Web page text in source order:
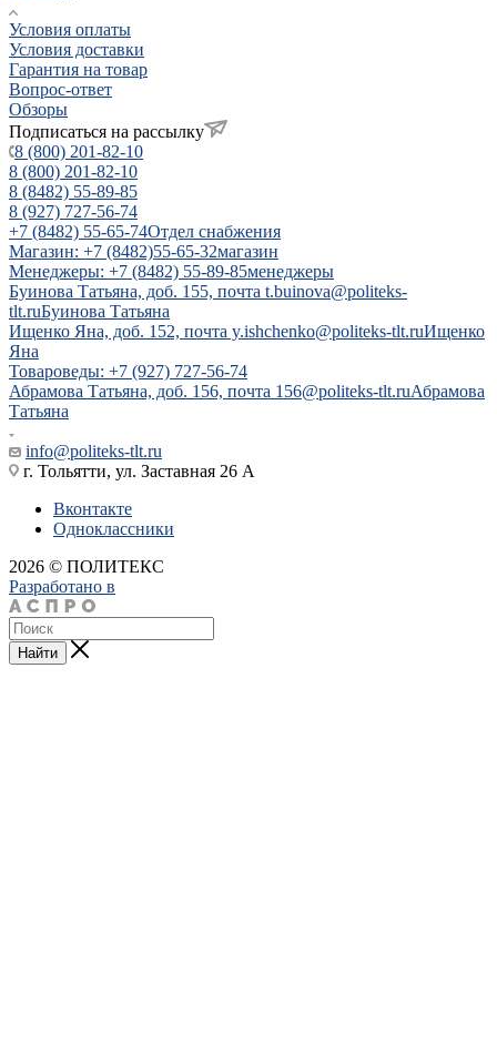
Условия оплаты
Условия доставки
Гарантия на товар
Вопрос-ответ
Обзоры
Подписаться на рассылку
8 (800) 201-82-10
8 (800) 201-82-10
8 (8482) 55-89-85
8 (927) 727-56-74
+7 (8482) 55-65-74Отдел снабжения
Магазин: +7 (8482)55-65-32магазин
Менеджеры: +7 (8482) 55-89-85менеджеры
Буинова Татьяна, доб. 155, почта t.buinova@politeks-
tlt.ruБуинова Татьяна
Ищенко Яна, доб. 152, почта y.ishchenko@politeks-tlt.ruИщенко
Яна
Товароведы: +7 (927) 727-56-74
Абрамова Татьяна, доб. 156, почта 156@politeks-tlt.ruАбрамова
Татьяна
info@politeks-tlt.ru
г. Тольятти, ул. Заставная 26 А
Вконтакте
Одноклассники
2026 © ПОЛИТЕКС
Разработано в
Найти